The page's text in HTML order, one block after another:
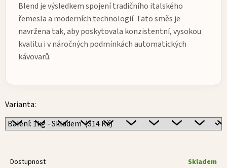
Blend je výsledkem spojení tradičního italského
řemesla a moderních technologií. Tato směs je
navržena tak, aby poskytovala konzistentní, vysokou
kvalitu i v náročných podmínkách automatických
kávovarů.
Varianta:
Dostupnost Skladem